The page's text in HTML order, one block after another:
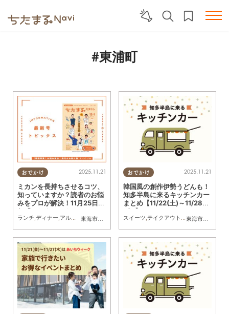
#東浦町
おでかけ
東海市
,大府市 知多市 ,東浦町,阿久比町 ,半田市,常滑市
2025.11.21
ミカンを長持ちさせるコツ、
知っていますか？読者のお悩
みをプロが解決！11月25日発
行「ちたまるスタイル12・1
月号」見ドコロ解説
ランチ ディナー アルコール ,カフェ スイーツ,専門店,ちたまるスタイル掲載店
おでかけ
東海市
,大府市
2025.11.21
韓国風の創作伊勢うどんも！
知多半島に来るキッチンカー
まとめ【11/22(土)～11/28
(金)】
スイーツ テイクアウト キッチンカー